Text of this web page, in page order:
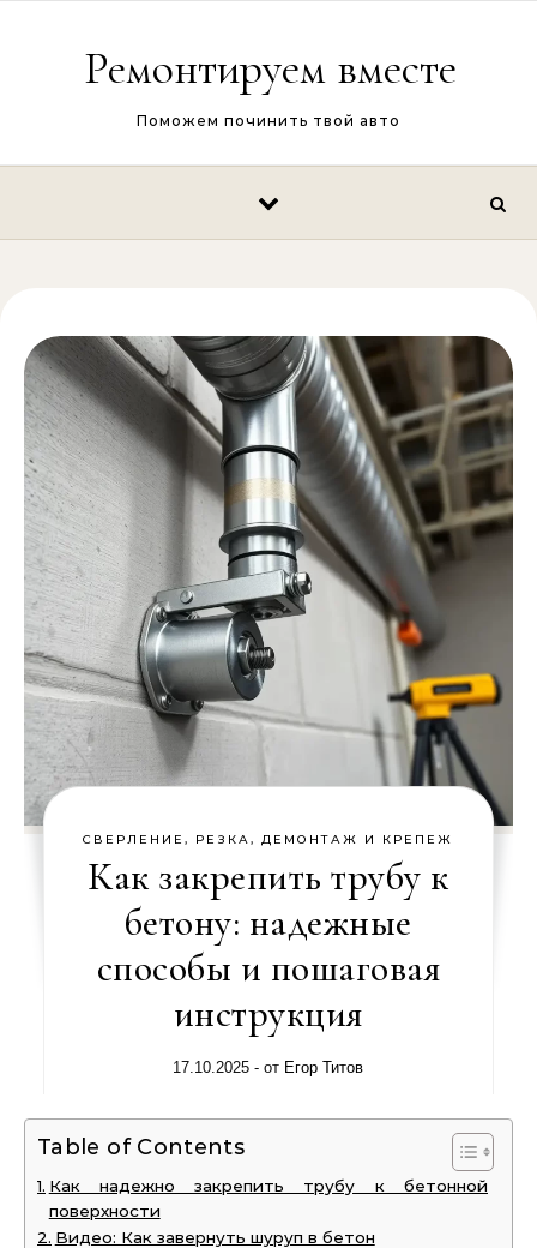
Ремонтируем вместе
Поможем починить твой авто
СВЕРЛЕНИЕ, РЕЗКА, ДЕМОНТАЖ И КРЕПЕЖ
Как закрепить трубу к
бетону: надежные
способы и пошаговая
инструкция
17.10.2025 - от Егор Титов
Table of Contents
Как надежно закрепить трубу к бетонной
поверхности
Видео: Как завернуть шуруп в бетон